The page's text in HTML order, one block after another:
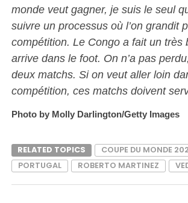
monde veut gagner, je suis le seul
suivre un processus où l’on grandit
compétition. Le Congo a fait un très
arrive dans le foot. On n’a pas
deux matchs. Si on veut aller loin
compétition, ces matchs doivent
Photo by Molly Darlington/Getty Images
RELATED TOPICS
COUPE DU MONDE
PORTUGAL
ROBERTO MARTINEZ